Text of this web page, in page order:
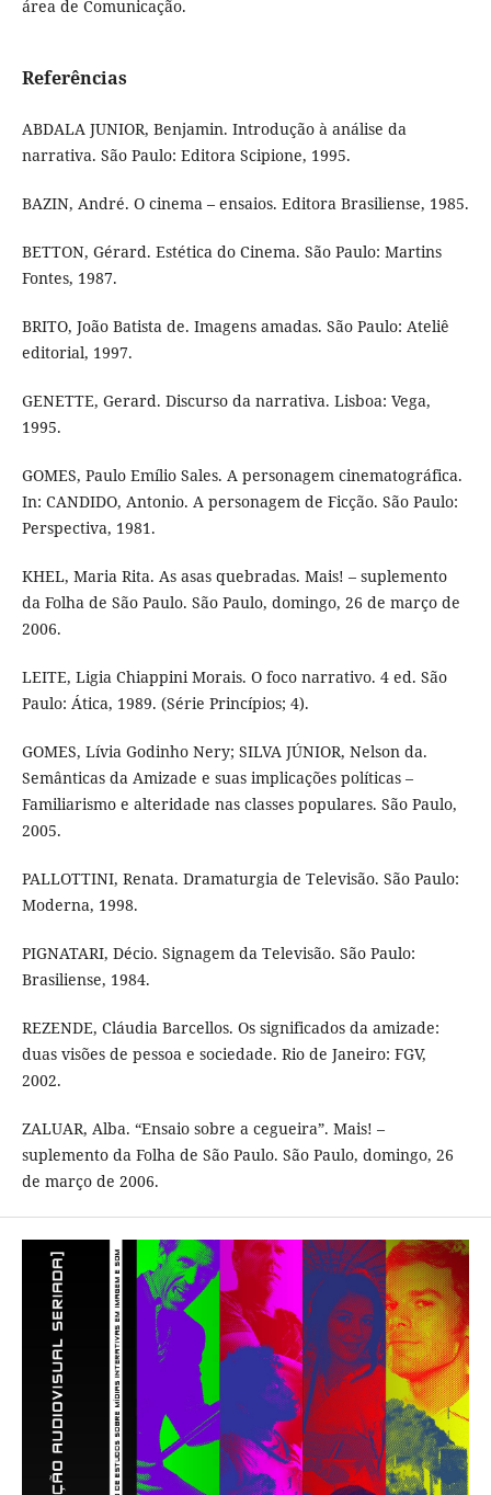
área de Comunicação.
Referências
ABDALA JUNIOR, Benjamin. Introdução à análise da
narrativa. São Paulo: Editora Scipione, 1995.
BAZIN, André. O cinema – ensaios. Editora Brasiliense, 1985.
BETTON, Gérard. Estética do Cinema. São Paulo: Martins
Fontes, 1987.
BRITO, João Batista de. Imagens amadas. São Paulo: Ateliê
editorial, 1997.
GENETTE, Gerard. Discurso da narrativa. Lisboa: Vega,
1995.
GOMES, Paulo Emílio Sales. A personagem cinematográfica.
In: CANDIDO, Antonio. A personagem de Ficção. São Paulo:
Perspectiva, 1981.
KHEL, Maria Rita. As asas quebradas. Mais! – suplemento
da Folha de São Paulo. São Paulo, domingo, 26 de março de
2006.
LEITE, Ligia Chiappini Morais. O foco narrativo. 4 ed. São
Paulo: Ática, 1989. (Série Princípios; 4).
GOMES, Lívia Godinho Nery; SILVA JÚNIOR, Nelson da.
Semânticas da Amizade e suas implicações políticas –
Familiarismo e alteridade nas classes populares. São Paulo,
2005.
PALLOTTINI, Renata. Dramaturgia de Televisão. São Paulo:
Moderna, 1998.
PIGNATARI, Décio. Signagem da Televisão. São Paulo:
Brasiliense, 1984.
REZENDE, Cláudia Barcellos. Os significados da amizade:
duas visões de pessoa e sociedade. Rio de Janeiro: FGV,
2002.
ZALUAR, Alba. “Ensaio sobre a cegueira”. Mais! –
suplemento da Folha de São Paulo. São Paulo, domingo, 26
de março de 2006.